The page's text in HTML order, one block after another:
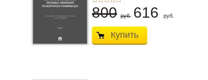
800 руб. 616 руб.
Купить